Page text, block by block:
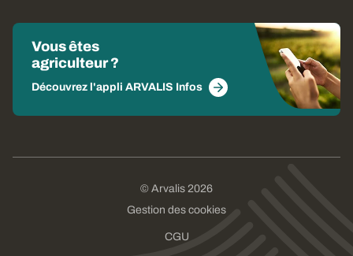
Vous êtes
agriculteur ?
Découvrez l'appli ARVALIS Infos
© Arvalis 2026
Gestion des cookies
CGU